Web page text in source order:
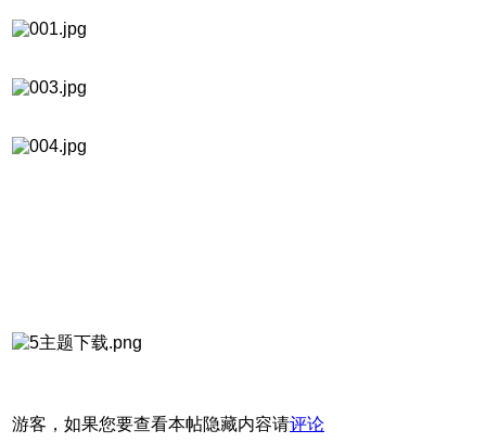
游客，如果您要查看本帖隐藏内容请评论